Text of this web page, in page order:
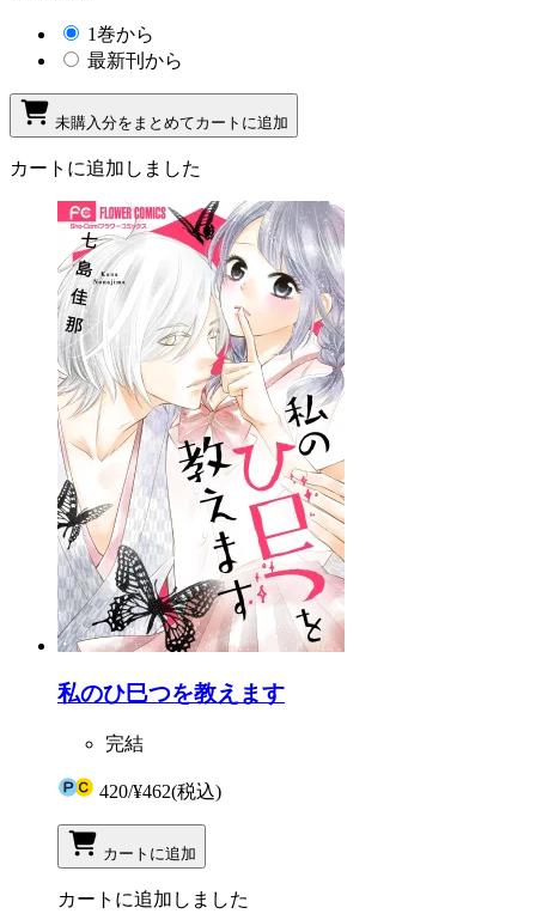
1巻から
最新刊から
未購入分をまとめてカートに追加
カートに追加しました
私のひ巳つを教えます
完結
420/¥462(税込)
カートに追加
カートに追加しました